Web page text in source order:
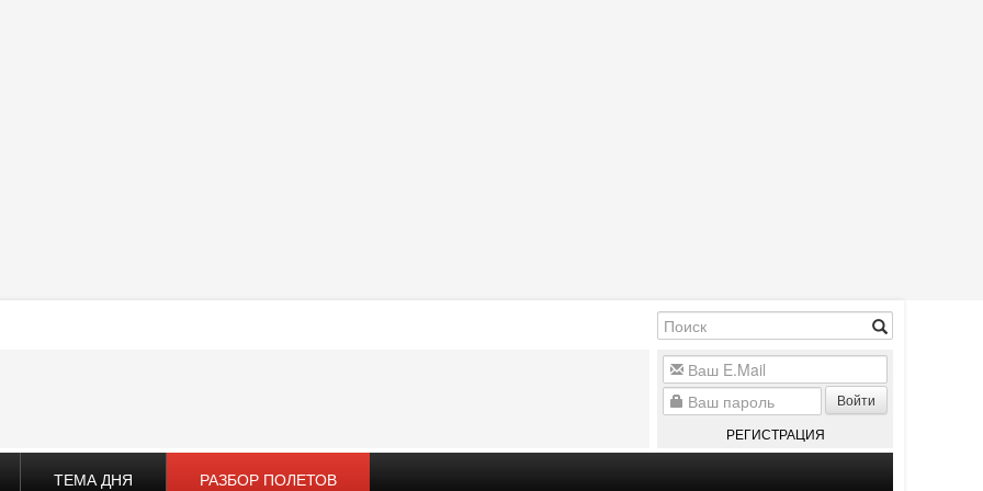
Войти
РЕГИСТРАЦИЯ
ТЕМА ДНЯ РАЗБОР ПОЛЕТОВ